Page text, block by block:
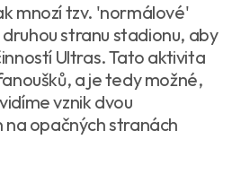
mnozí tzv. 'normálové'
stranu stadionu, aby
Ultras. Tato aktivita
a je tedy možné,
vznik dvou
opačných stranách